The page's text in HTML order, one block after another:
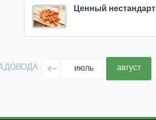
Ценный нестандарт
июль август